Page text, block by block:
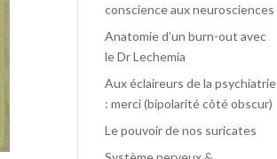
conscience aux neurosciences
Anatomie d’un burn-out avec
le Dr Lechemia
Aux éclaireurs de la psychiatrie
: merci (bipolarité côté obscur)
Le pouvoir de nos suricates